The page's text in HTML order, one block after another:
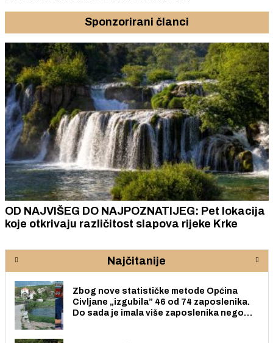
Sponzorirani članci
OD NAJVIŠEG DO NAJPOZNATIJEG: Pet lokacija
koje otkrivaju različitost slapova rijeke Krke
Najčitanije
Zbog nove statističke metode Općina
Civljane „izgubila” 46 od 74 zaposlenika.
Do sada je imala više zaposlenika nego